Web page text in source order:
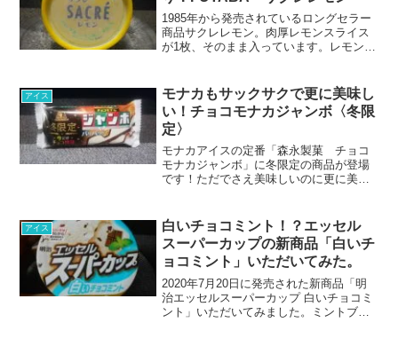
1985年から発売されているロングセラー
商品サクレレモン。肉厚レモンスライス
が1枚、そのまま入っています。レモン氷
かも。レモンフレーバーなのでさっぱり
いただける氷菓です。
アイス
モナカもサックサクで更に美味し
い！チョコモナカジャンボ〈冬限
定〉
モナカアイスの定番「森永製菓 チョコ
モナカジャンボ」に冬限定の商品が登場
です！ただでさえ美味しいのに更に美味
す。順次切替で、無くなり次第終了との
こと。なので、この機会に是非。
アイス
白いチョコミント！？エッセル
スーパーカップの新商品「白いチ
ョコミント」いただいてみた。
2020年7月20日に発売された新商品「明
治エッセルスーパーカップ 白いチョコミ
ント」いただいてみました。ミントブル